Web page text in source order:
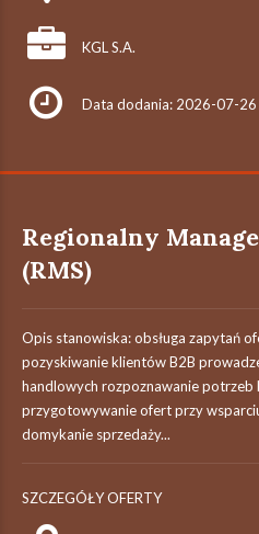
KGL S.A.
Data dodania: 2026-07-26
Regionalny
(RMS)
Opis stanowiska: obsługa zapytań
pozyskiwanie klientów B2B
handlowych rozpoznawanie
przygotowywanie ofert przy
domykanie sprzedaży...
SZCZEGÓŁY OFERTY